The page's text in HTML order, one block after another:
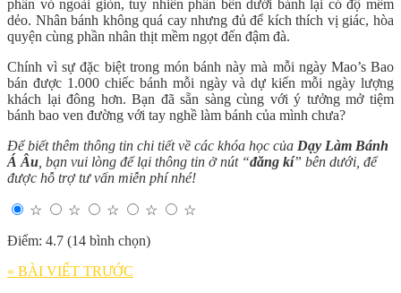
phần vỏ ngoài giòn, tuy nhiên phần bên dưới bánh lại có độ mềm
dẻo. Nhân bánh không quá cay nhưng đủ để kích thích vị giác, hòa
quyện cùng phần nhân thịt mềm ngọt đến đậm đà.
Chính vì sự đặc biệt trong món bánh này mà mỗi ngày Mao’s Bao
bán được 1.000 chiếc bánh mỗi ngày và dự kiến mỗi ngày lượng
khách lại đông hơn. Bạn đã sẵn sàng cùng với ý tưởng mở tiệm
bánh bao ven đường với tay nghề làm bánh của mình chưa?
Để biết thêm thông tin chi tiết về các khóa học của Dạy Làm Bánh
Á Âu, bạn vui lòng để lại thông tin ở nút “đăng kí” bên dưới, để
được hỗ trợ tư vấn miễn phí nhé!
☆ ☆ ☆ ☆
☆
Điểm: 4.7 (14 bình chọn)
« BÀI VIẾT TRƯỚC